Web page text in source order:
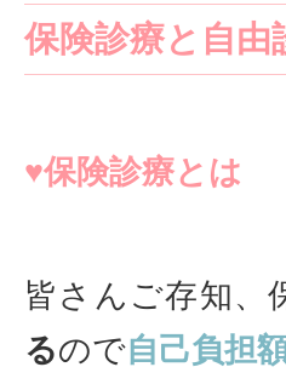
保険診療と自由
♥保険診療とは
皆さんご存知、
るので自己負担